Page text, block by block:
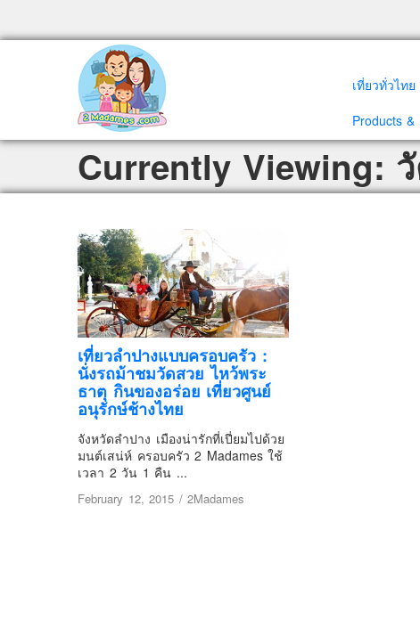
เที่ยวทั่วไทย
Products &
Currently Viewing:
เที่ยวลำปางแบบครอบครัว :
นั่งรถม้าชมวัดสวย ไหว้พระ
ธาตุ กินของอร่อย เที่ยวศูนย์
อนุรักษ์ช้างไทย
จังหวัดลำปาง เมืองน่ารักที่เปี่ยมไปด้วย
มนต์เสน่ห์ ครอบครัว 2 Madames ใช้
เวลา 2 วัน 1 คืน ...
February 12, 2015 / 2Madames